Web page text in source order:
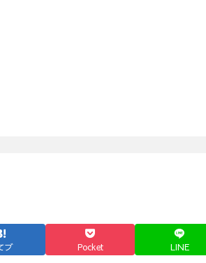
ブ Pocket LINE